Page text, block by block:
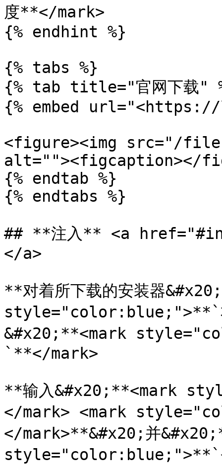
度**</mark>
{% endhint %}
{% tabs %}
{% tab title="官网下载"
{% embed
<figure><img src="/
alt=""><figcaption></
{% endtab %}
{% endtabs %}
## **注入** <a
</a>
**对着所下载的安装器
style="color:blue;">**`
&#x20;**<mark
`**</mark>
**输入&#x20;**<mark
</mark> <mark
</mark>**&#x20;并
style="color:blue;">**`